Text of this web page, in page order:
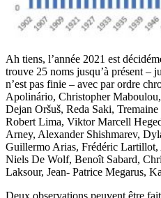
Ah tiens, l’année 2021 est
trouve 25 noms jusqu’à présent –
n’est pas finie – avec par ordre
Apolinário, Christopher
Dejan Oršuš, Reda Saki,
Robert Lima, Viktor Marcell
Arney, Alexander Shishmarev,
Guillermo Arias, Frédéric
Niels De Wolf, Benoît Sabard,
Laksour, Jean- Patrice Megarus,
Deux observations peuvent être